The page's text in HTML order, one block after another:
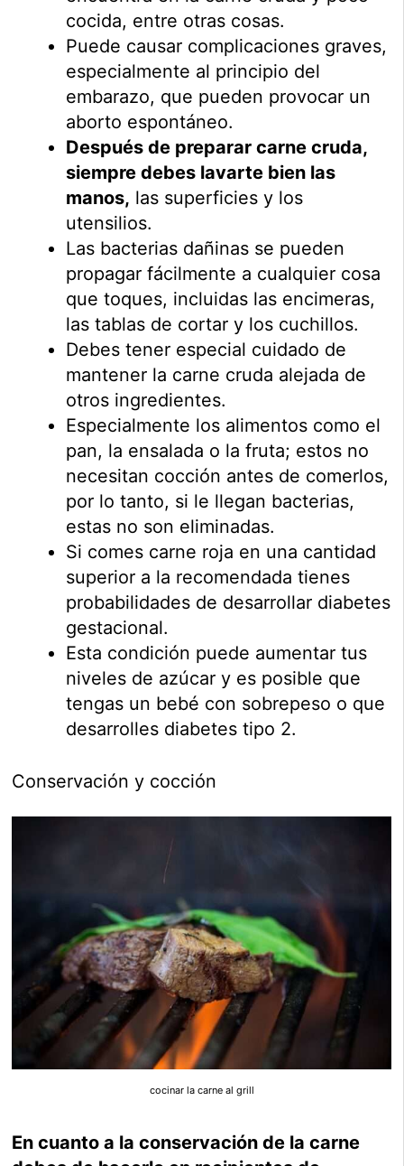
cocida, entre otras cosas.
Puede causar complicaciones graves,
especialmente al principio del
embarazo, que pueden provocar un
aborto espontáneo.
Después de preparar carne cruda,
siempre debes lavarte bien las
manos, las superficies y los
utensilios.
Las bacterias dañinas se pueden
propagar fácilmente a cualquier cosa
que toques, incluidas las encimeras,
las tablas de cortar y los cuchillos.
Debes tener especial cuidado de
mantener la carne cruda alejada de
otros ingredientes.
Especialmente los alimentos como el
pan, la ensalada o la fruta; estos no
necesitan cocción antes de comerlos,
por lo tanto, si le llegan bacterias,
estas no son eliminadas.
Si comes carne roja en una cantidad
superior a la recomendada tienes
probabilidades de desarrollar diabetes
gestacional.
Esta condición puede aumentar tus
niveles de azúcar y es posible que
tengas un bebé con sobrepeso o que
desarrolles diabetes tipo 2.
Conservación y cocción
cocinar la carne al grill
En cuanto a la conservación de la carne